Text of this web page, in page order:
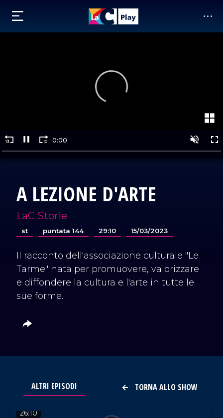
A LEZIONE D'ARTE
LaC Storie
st puntata 144 29:10 15/03/2023
Il racconto dell'associazione culturale "Le
Tarme" nata per promuovere, valorizzare
e diffondere la cultura e l'arte in tutte le
sue forme.
TORNA ALLO SHOW
ALTRI EPISODI
26:10